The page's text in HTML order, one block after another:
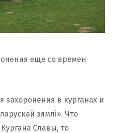
еще со времен
захоронения в курганах и
зямлі». Что
Славы, то